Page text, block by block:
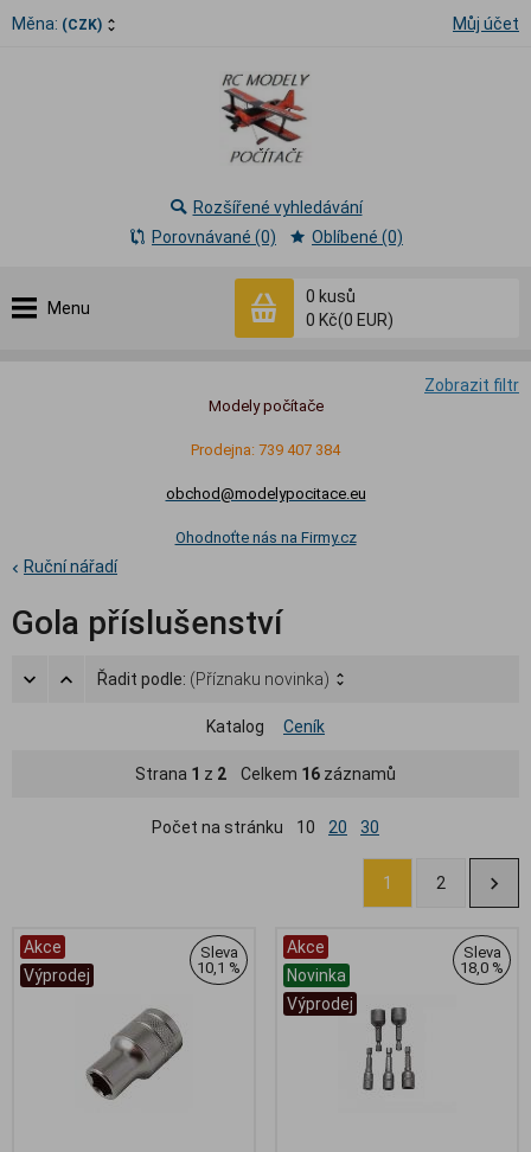
Měna: (CZK) Můj účet
Menu
0 kusů
0 Kč(0 EUR)
Rozšířené vyhledávání
Porovnávané (0)
Oblíbené (0)
Zobrazit filtr
Modely počítače
Prodejna: 739 407 384
obchod@modelypocitace.eu
Ohodnoťte nás na Firmy.cz
Ruční nářadí
Gola příslušenství
Řadit podle: (Příznaku novinka)
Katalog Ceník
Strana 1 z 2 Celkem 16 záznamů
Počet na stránku 10 20 30
1 2
Akce
Výprodej
Sleva
10,1 %
Akce
Novinka
Výprodej
Sleva
18,0 %